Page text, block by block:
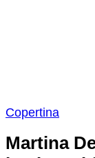
Copertina
Martina